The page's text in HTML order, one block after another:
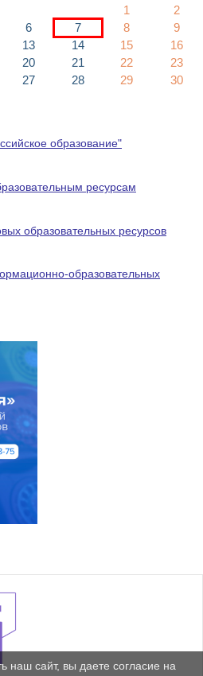
1
2
6 7 8
9
13 14 15
16
20 21 22
23
27 28 29
30
наш сайт, вы даете согласие на